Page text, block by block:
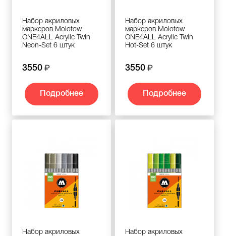
Набор акриловых
маркеров Molotow
ONE4ALL Acrylic Twin
Neon-Set 6 штук
3550
Подробнее
Набор акриловых
маркеров Molotow
ONE4ALL Acrylic Twin
Hot-Set 6 штук
3550
Подробнее
Набор акриловых
Набор акриловых